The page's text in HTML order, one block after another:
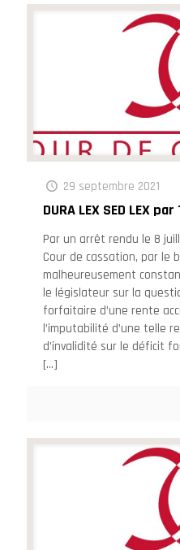
29 septembre 2021
DURA LEX SED LEX
Par un arrêt rendu le 8
Cour de cassation, par le
malheureusement
le législateur sur la
forfaitaire d’une rente
l’imputabilité d’une telle
d’invalidité sur le déficit
[…]